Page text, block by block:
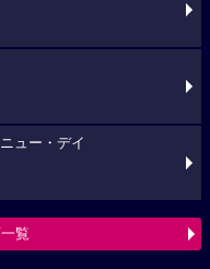
ュー・デイ
覧